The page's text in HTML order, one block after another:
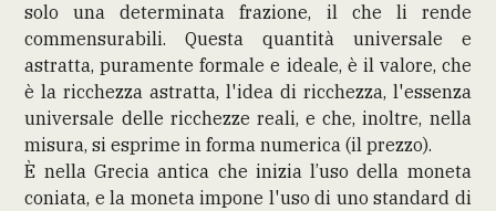
solo una determinata frazione, il che li rende
commensurabili. Questa quantità universale e
astratta, puramente formale e ideale, è il valore, che
è la ricchezza astratta, l'idea di ricchezza, l'essenza
universale delle ricchezze reali, e che, inoltre, nella
misura, si esprime in forma numerica (il prezzo).
È nella Grecia antica che inizia l’uso della moneta
coniata, e la moneta impone l'uso di uno standard di